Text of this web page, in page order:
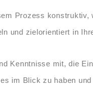
Prozess
und zielorientiert in
Kenntnisse mit, die
im Blick zu haben